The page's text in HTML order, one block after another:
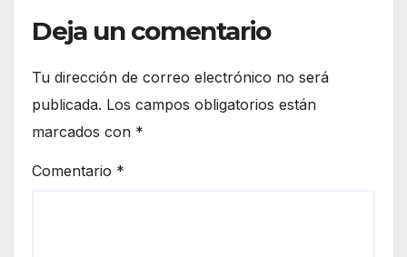
Deja un comentario
Tu dirección de correo electrónico no será
publicada. Los campos obligatorios están
marcados con *
Comentario *